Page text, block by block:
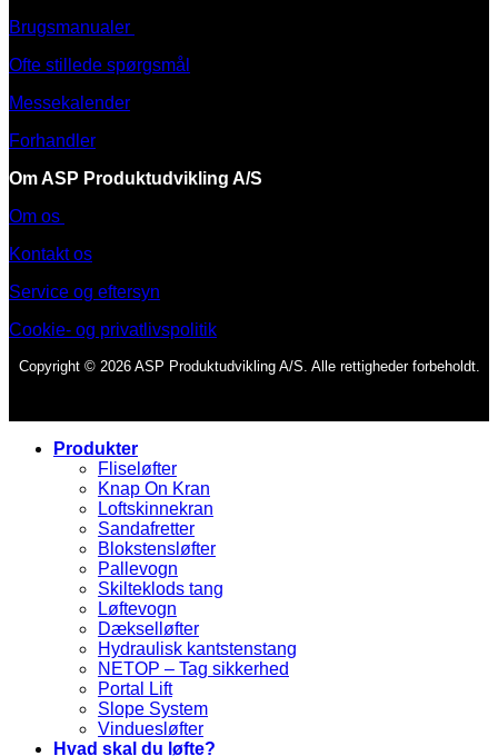
Brugsmanualer
Ofte stillede spørgsmål
Messekalender
Forhandler
Om ASP Produktudvikling A/S
Om os
Kontakt os
Service og eftersyn
Cookie- og privatlivspolitik
Copyright © 2026 ASP Produktudvikling A/S. Alle rettigheder forbeholdt.
Produkter
Fliseløfter
Knap On Kran
Loftskinnekran
Sandafretter
Blokstensløfter
Pallevogn
Skilteklods tang
Løftevogn
Dækselløfter
Hydraulisk kantstenstang
NETOP – Tag sikkerhed
Portal Lift
Slope System
Vinduesløfter
Hvad skal du løfte?